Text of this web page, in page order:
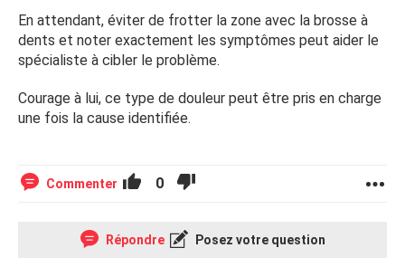
En attendant, éviter de frotter la zone avec la brosse à
dents et noter exactement les symptômes peut aider le
spécialiste à cibler le problème.
Courage à lui, ce type de douleur peut être pris en charge
une fois la cause identifiée.
Commenter 0
Répondre Posez votre question